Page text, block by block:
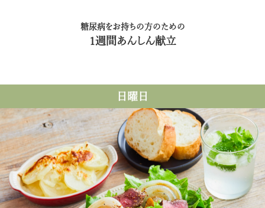
糖尿病をお持ちの方のための
1週間あんしん献立
日曜日